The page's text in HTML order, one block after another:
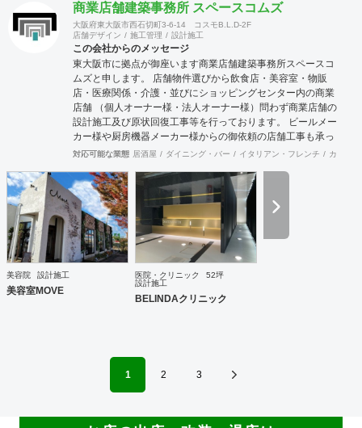
商業店舗建築事務所 スペースコムズ
大阪府東大阪市西石切町3-6-14 コスモB.L.D-2F
店舗デザイン
施工管理 設計施工
この会社からのメッセージ
東大阪市に拠点が御座います商業店舗建築事務所スペースコ
ムズと申します。 店舗物件選びから飲食店・美容室・物販
店・医療関係・介護・並びにショッピングセンター内の商業
店舗 （個人オーナー様・法人オーナー様）問わず商業店舗の
設計施工及び原状回復工事等を行っております。 ビールメー
カー様や厨房機器メーカー様からの御依頼の店舗工事も承っ
ております。 御予算及び動線・デザインをトータルに最良の
タルにサポート致しますので一度御見積りさせて頂ければ幸
いです。 施工例に付きましては当社ホームページを拝見して
頂ければ御確認出来ますので！宜しくお願いします。
対応可能な業態 居酒屋 ダイニング・バー イタリアン・フレンチ カフェ
美容院 設計施工
美容室MOVE
医院・クリニック
52坪
設計施工
BELINDAクリニック
1 2 3